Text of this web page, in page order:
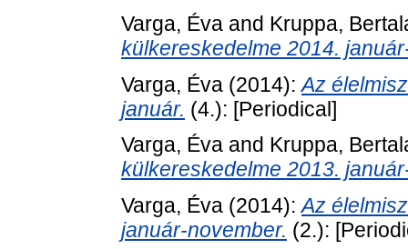
Varga, Éva and Kruppa,
külkereskedelme 2014.
Varga, Éva (2014):Az
január. (4.): [Periodical]
Varga, Éva and Kruppa,
külkereskedelme 2013.
Varga, Éva (2014):Az
január-november. (2.):